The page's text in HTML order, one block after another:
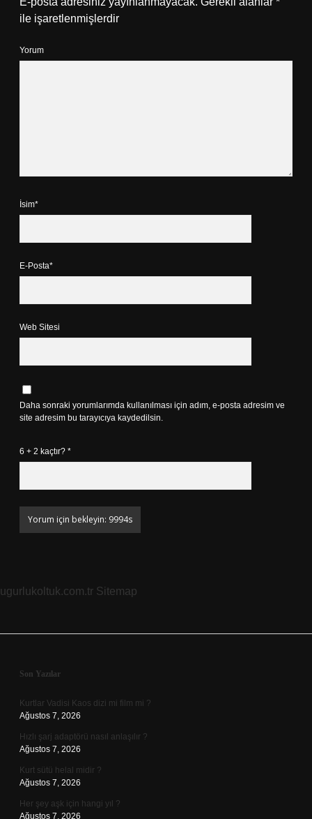
ile işaretlenmişlerdir
Yorum
İsim*
E-Posta*
Web Sitesi
Daha sonraki yorumlarımda kullanılması için adım, e-posta adresim ve
site adresim bu tarayıcıya kaydedilsin.
6 + 2 kaçtır? *
ugurlukoltuk.com.tr Sitemap
Sidebar
Son Yazılar
Kurtlar Vadisi Kaos dizi mi film mi ?
Ağustos 7, 2026
Hızlı şarj adaptörü nasıl anlaşılır ?
Ağustos 7, 2026
Kurt sütü helal midir ?
Ağustos 7, 2026
Her şey aşk için hangi yıl ?
Ağustos 7, 2026